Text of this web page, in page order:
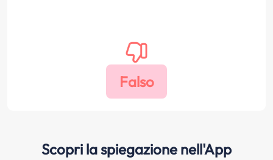
Scopri la spiegazione nell'App